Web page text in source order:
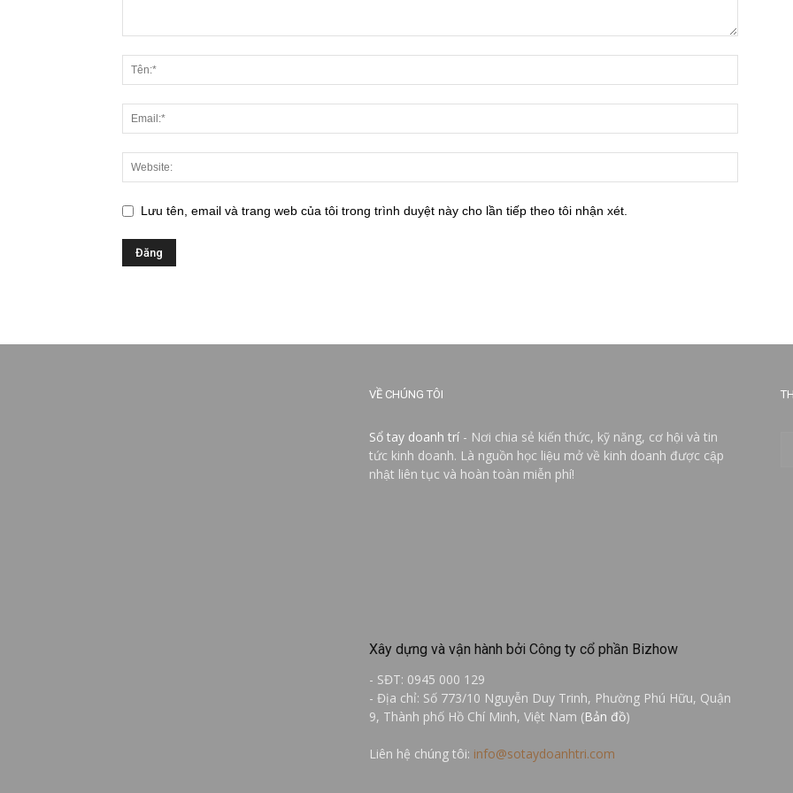
Lưu tên, email và trang web của tôi trong trình duyệt này cho lần tiếp theo tôi nhận xét.
VỀ CHÚNG TÔI
Sổ tay doanh trí - Nơi chia sẻ kiến thức, kỹ năng, cơ hội và tin
tức kinh doanh. Là nguồn học liệu mở về kinh doanh được cập
nhật liên tục và hoàn toàn miễn phí!
Xây dựng và vận hành bởi Công ty cổ phần Bizhow
- SĐT: 0945 000 129
- Địa chỉ: Số 773/10 Nguyễn Duy Trinh, Phường Phú Hữu, Quận
9, Thành phố Hồ Chí Minh, Việt Nam (Bản đồ)
Liên hệ chúng tôi: info@sotaydoanhtri.com